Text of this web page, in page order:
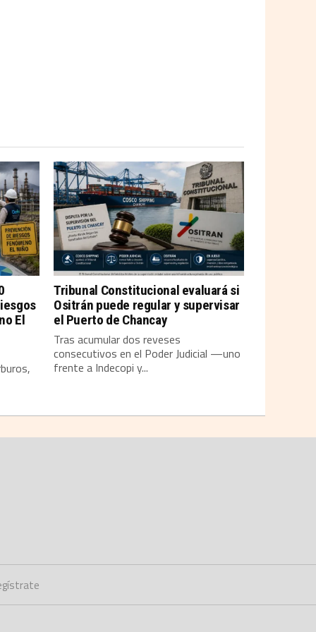
El
Tribunal Constitucional evaluará si
Ositrán puede regular y supervisar
el Puerto de Chancay
Tras acumular dos reveses
consecutivos en el Poder Judicial —uno
frente a Indecopi y...